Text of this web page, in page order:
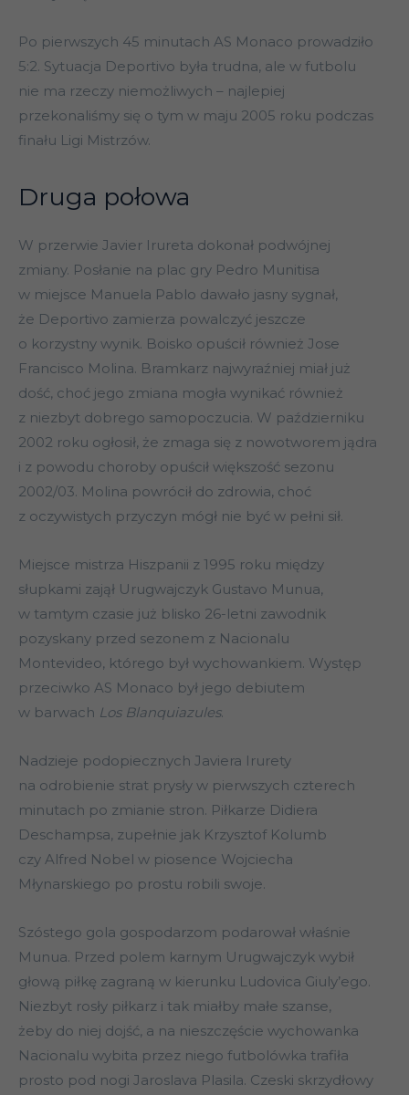
Po pierwszych 45 minutach AS Monaco prowadziło
5:2. Sytuacja Deportivo była trudna, ale w futbolu
nie ma rzeczy niemożliwych – najlepiej
przekonaliśmy się o tym w maju 2005 roku podczas
finału Ligi Mistrzów.
Druga połowa
W przerwie Javier Irureta dokonał podwójnej
zmiany. Posłanie na plac gry Pedro Munitisa
w miejsce Manuela Pablo dawało jasny sygnał,
że Deportivo zamierza powalczyć jeszcze
o korzystny wynik. Boisko opuścił również Jose
Francisco Molina. Bramkarz najwyraźniej miał już
dość, choć jego zmiana mogła wynikać również
z niezbyt dobrego samopoczucia. W październiku
2002 roku ogłosił, że zmaga się z nowotworem jądra
i z powodu choroby opuścił większość sezonu
2002/03. Molina powrócił do zdrowia, choć
z oczywistych przyczyn mógł nie być w pełni sił.
Miejsce mistrza Hiszpanii z 1995 roku między
słupkami zajął Urugwajczyk Gustavo Munua,
w tamtym czasie już blisko 26-letni zawodnik
pozyskany przed sezonem z Nacionalu
Montevideo, którego był wychowankiem. Występ
przeciwko AS Monaco był jego debiutem
w barwach Los Blanquiazules.
Nadzieje podopiecznych Javiera Irurety
na odrobienie strat prysły w pierwszych czterech
minutach po zmianie stron. Piłkarze Didiera
Deschampsa, zupełnie jak Krzysztof Kolumb
czy Alfred Nobel w piosence Wojciecha
Młynarskiego po prostu robili swoje.
Szóstego gola gospodarzom podarował właśnie
Munua. Przed polem karnym Urugwajczyk wybił
głową piłkę zagraną w kierunku Ludovica Giuly’ego.
Niezbyt rosły piłkarz i tak miałby małe szanse,
żeby do niej dojść, a na nieszczęście wychowanka
Nacionalu wybita przez niego futbolówka trafiła
prosto pod nogi Jaroslava Plasila. Czeski skrzydłowy